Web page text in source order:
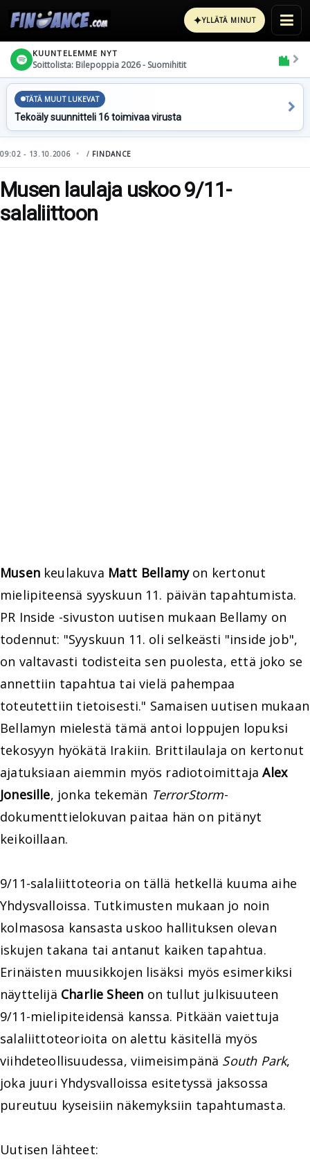
✦YLLÄTÄ MINUT
KUUNTELEMME NYT
Soittolista: Bilepoppia 2026 - Suomihitit
TÄTÄ MUUT LUKEVAT
Tekoäly suunnitteli 16 toimivaa virusta
09:02 - 13.10.2006 / FINDANCE
Musen laulaja uskoo 9/11-
salaliittoon
Musenkeulakuva Matt Bellamyon kertonut
mielipiteensä syyskuun 11. päivän tapahtumista.
PR Inside -sivuston uutisen mukaan Bellamy on
todennut: "Syyskuun 11. oli selkeästi "inside job",
on valtavasti todisteita sen puolesta, että joko se
annettiin tapahtua tai vielä pahempaa
toteutettiin tietoisesti." Samaisen uutisen mukaan
Bellamyn mielestä tämä antoi loppujen lopuksi
tekosyyn hyökätä Irakiin. Brittilaulaja on kertonut
ajatuksiaan aiemmin myös radiotoimittajaAlex
Jonesille, jonka tekemän TerrorStorm-
dokumenttielokuvan paitaa hän on pitänyt
keikoillaan.
9/11-salaliittoteoria on tällä hetkellä kuuma aihe
Yhdysvalloissa. Tutkimusten mukaan jo noin
kolmasosa kansasta uskoo hallituksen olevan
iskujen takana tai antanut kaiken tapahtua.
Erinäisten muusikkojen lisäksi myös esimerkiksi
näyttelijä Charlie Sheen on tullut julkisuuteen
9/11-mielipiteidensä kanssa. Pitkään vaiettuja
salaliittoteorioita on alettu käsitellä myös
viihdeteollisuudessa, viimeisimpänä South Park,
joka juuri Yhdysvalloissa esitetyssä jaksossa
pureutuu kyseisiin näkemyksiin tapahtumasta.
Uutisen lähteet: